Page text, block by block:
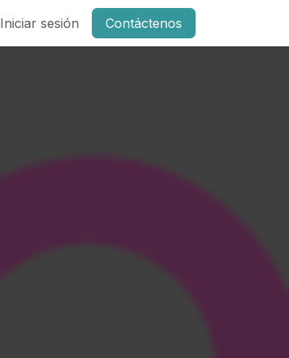
Iniciar sesión Contáctenos